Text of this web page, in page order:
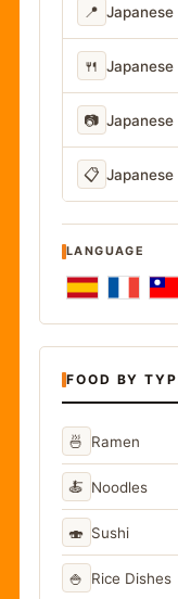
📍 Japanese
🍴 Japanese
📷 Japanese
📋 Japanese
LANGUAGE
FOOD BY
🍜 Ramen
🍝 Noodles
🍣 Sushi
🍚 Rice Dishes